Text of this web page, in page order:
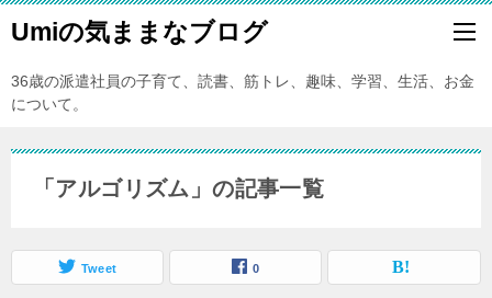
Umiの気ままなブログ
36歳の派遣社員の子育て、読書、筋トレ、趣味、学習、生活、お金
について。
「アルゴリズム」の記事一覧
Tweet 0